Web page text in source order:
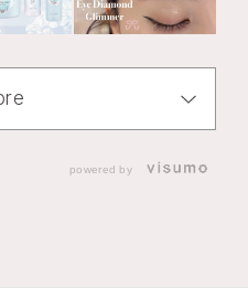
powered by